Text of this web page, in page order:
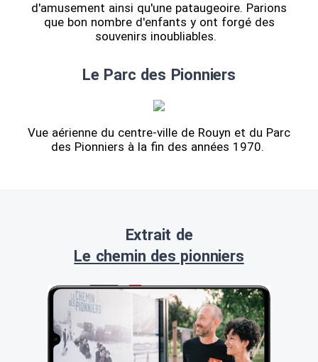
d'amusement ainsi qu'une pataugeoire. Parions
que bon nombre d'enfants y ont forgé des
souvenirs inoubliables.
Le Parc des Pionniers
Vue aérienne du centre-ville de Rouyn et du Parc
des Pionniers à la fin des années 1970.
Extrait de
Le chemin des pionniers